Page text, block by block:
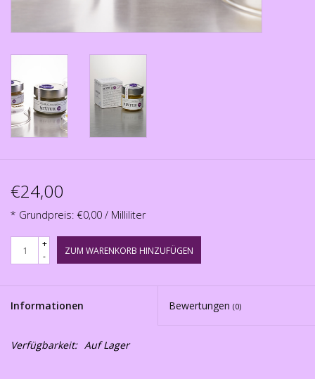
€24,00
* Grundpreis: €0,00 / Milliliter
+
-
ZUM WARENKORB HINZUFÜGEN
Informationen Bewertungen (0)
Verfügbarkeit: Auf Lager